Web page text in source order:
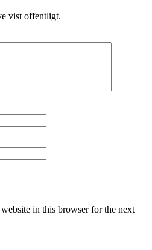
vist offentligt.
in this browser for the next